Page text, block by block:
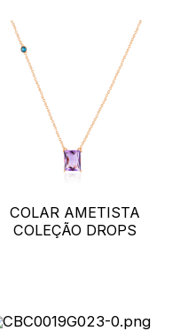
COLAR AMETISTA
COLEÇÃO DROPS